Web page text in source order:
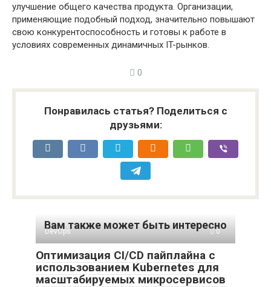
улучшение общего качества продукта. Организации,
применяющие подобный подход, значительно повышают
свою конкурентоспособность и готовы к работе в
условиях современных динамичных IT-рынков.
0
Понравилась статья? Поделиться с
друзьями:
Вам также может быть интересно
DevOps 0
Оптимизация CI/CD пайплайна с
использованием Kubernetes для
масштабируемых микросервисов